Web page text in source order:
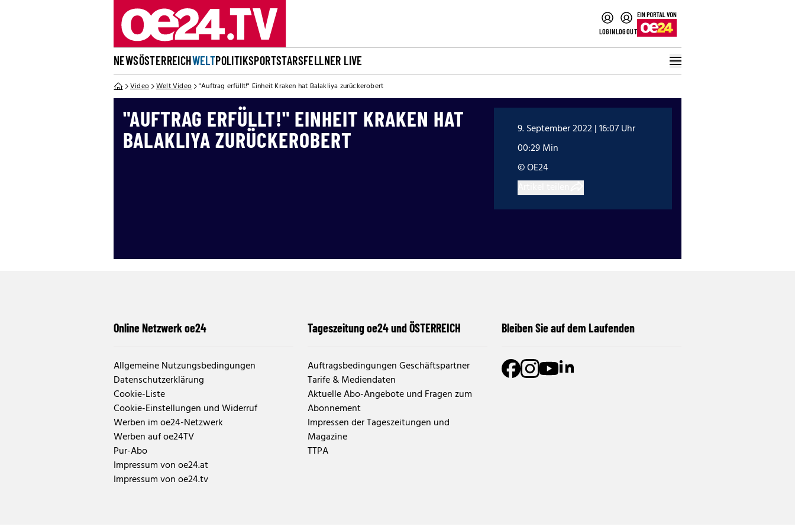
LOGINLOGOUT
NEWSÖSTERREICHWELTPOLITIKSPORTSTARSFELLNER LIVE
Video Welt Video "Auftrag erfüllt!" Einheit Kraken hat Balakliya zurückerobert
"AUFTRAG ERFÜLLT!" EINHEIT KRAKEN HAT
BALAKLIYA ZURÜCKEROBERT
9. September 2022 | 16:07 Uhr
00:29 Min
© OE24
Online Netzwerk oe24
Allgemeine Nutzungsbedingungen
Datenschutzerklärung
Cookie-Liste
Cookie-Einstellungen und Widerruf
Werben im oe24-Netzwerk
Werben auf oe24TV
Pur-Abo
Impressum von oe24.at
Impressum von oe24.tv
Tageszeitung oe24 und ÖSTERREICH
Auftragsbedingungen Geschäftspartner
Tarife & Mediendaten
Aktuelle Abo-Angebote und Fragen zum
Abonnement
Impressen der Tageszeitungen und
Magazine
TTPA
Bleiben Sie auf dem Laufenden